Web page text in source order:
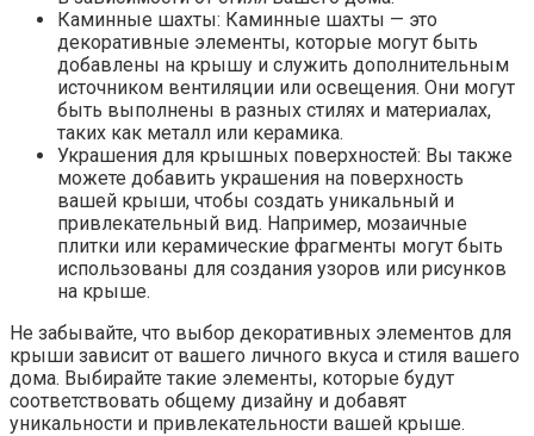
Каминные шахты: Каминные шахты — это
декоративные элементы, которые могут быть
добавлены на крышу и служить дополнительным
источником вентиляции или освещения. Они могут
быть выполнены в разных стилях и материалах,
таких как металл или керамика.
Украшения для крышных поверхностей: Вы также
можете добавить украшения на поверхность
вашей крыши, чтобы создать уникальный и
привлекательный вид. Например, мозаичные
плитки или керамические фрагменты могут быть
использованы для создания узоров или рисунков
на крыше.
Не забывайте, что выбор декоративных элементов для
крыши зависит от вашего личного вкуса и стиля вашего
дома. Выбирайте такие элементы, которые будут
соответствовать общему дизайну и добавят
уникальности и привлекательности вашей крыше.